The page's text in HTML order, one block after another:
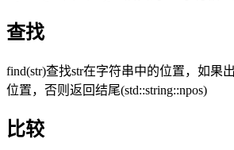
查找
find(str)查找str在字符串中的位置，如果
位置，否则返回结尾(std::string::npos)
比较